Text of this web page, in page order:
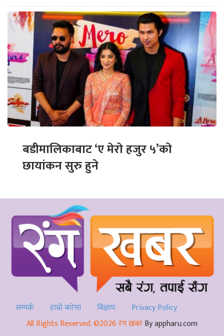
बडीमालिकाबाट ‘ए मेरो हजुर ५’को
छायांकन सुरु हुने
सम्पर्क हाम्रो बारेमा बिज्ञाप
Privacy Policy
All Rights Reserved. ©2026 रंग खबरBy appharu.com